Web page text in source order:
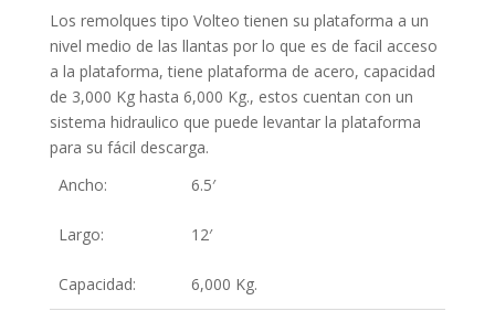
Los remolques tipo Volteo tienen su plataforma a un
nivel medio de las llantas por lo que es de facil acceso
a la plataforma, tiene plataforma de acero, capacidad
de 3,000 Kg hasta 6,000 Kg., estos cuentan con un
sistema hidraulico que puede levantar la plataforma
para su fácil descarga.
Ancho:
6.5′
Largo: 12′
Capacidad: 6,000 Kg.